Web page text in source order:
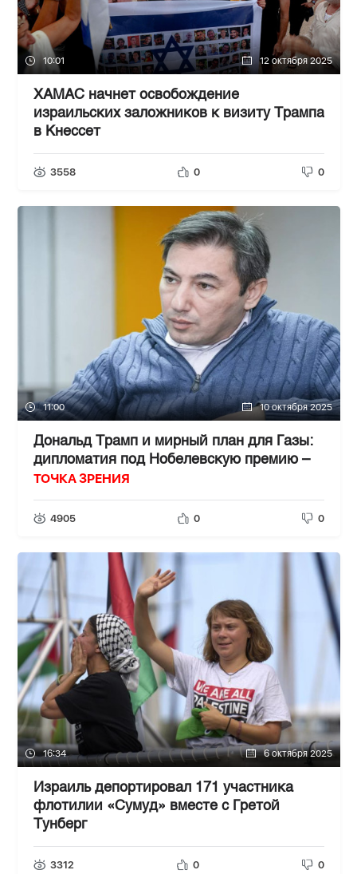
10:01 12 октября 2025
ХАМАС начнет освобождение
израильских заложников к визиту Трампа
в Кнессет
3558 0 0
11:00 10 октября 2025
Дональд Трамп и мирный план для Газы:
дипломатия под Нобелевскую премию –
ТОЧКА ЗРЕНИЯ
4905 0 0
16:34 6 октября 2025
Израиль депортировал 171 участника
флотилии «Сумуд» вместе с Гретой
Тунберг
3312 0 0